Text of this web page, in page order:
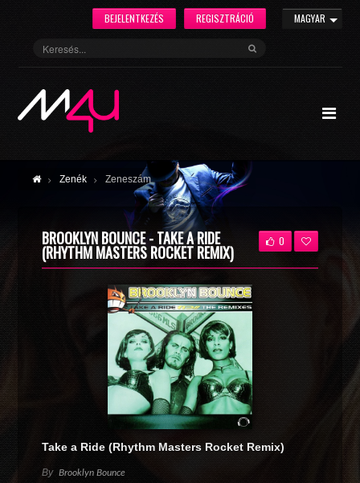
MAGYAR
REGISZTRÁCIÓ
BEJELENTKEZÉS
Zenék Zeneszám
BROOKLYN BOUNCE - TAKE A RIDE
(RHYTHM MASTERS ROCKET REMIX)
0
Take a Ride (Rhythm Masters Rocket Remix)
By Brooklyn Bounce